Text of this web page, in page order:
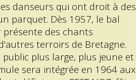
danseurs qui ont droit à des
parquet. Dès 1957, le bal
des chants
terroirs de Bretagne.
plus large, plus jeune et
sera intégrée en 1964 aux